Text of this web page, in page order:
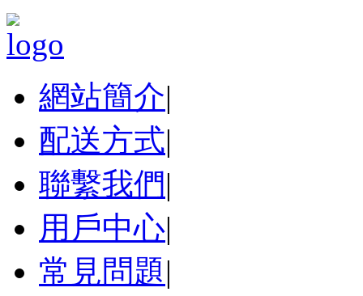
網站簡介|
配送方式|
聯繫我們|
用戶中心|
常見問題|